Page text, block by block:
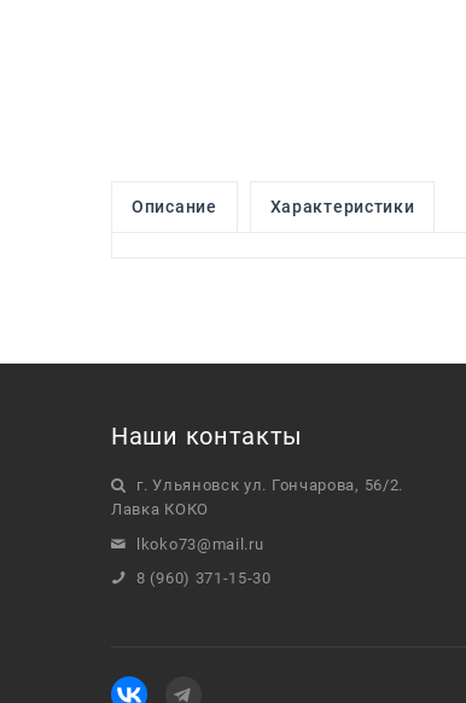
Описание Характеристики
Наши контакты
г. Ульяновск ул. Гончарова, 56/2.
Лавка КОКО
lkoko73@mail.ru
8 (960) 371-15-30